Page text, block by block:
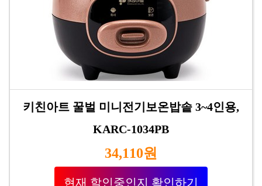
키친아트 꿀벌 미니전기보온밥솥 3~4인용,
KARC-1034PB
34,110원
현재 할인중인지 확인하기